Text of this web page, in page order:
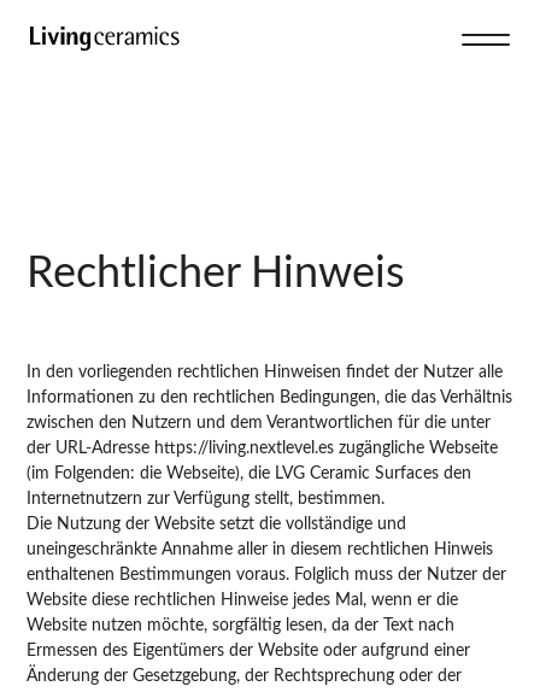
Rechtlicher Hinweis
In den vorliegenden rechtlichen Hinweisen findet der Nutzer alle
Informationen zu den rechtlichen Bedingungen, die das Verhältnis
zwischen den Nutzern und dem Verantwortlichen für die unter
der URL-Adresse https://living.nextlevel.es zugängliche Webseite
(im Folgenden: die Webseite), die LVG Ceramic Surfaces den
Internetnutzern zur Verfügung stellt, bestimmen.
Die Nutzung der Website setzt die vollständige und
uneingeschränkte Annahme aller in diesem rechtlichen Hinweis
enthaltenen Bestimmungen voraus. Folglich muss der Nutzer der
Website diese rechtlichen Hinweise jedes Mal, wenn er die
Website nutzen möchte, sorgfältig lesen, da der Text nach
Ermessen des Eigentümers der Website oder aufgrund einer
Änderung der Gesetzgebung, der Rechtsprechung oder der